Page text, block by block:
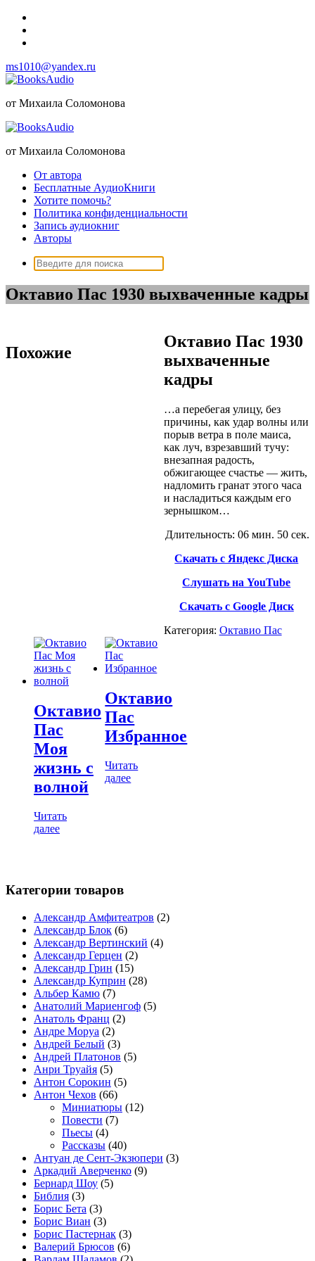
Перейти
содержимому
ms1010@yandex.ru
от Михаила Соломонова
от Михаила Соломонова
От автора
Бесплатные АудиоКниги
Хотите помочь?
Политика конфиденциальности
Запись аудиокниг
Авторы
Поиск:
Октавио Пас 1930 выхваченные кадры
Октавио Пас 1930
выхваченные
кадры
…а перебегая улицу, без
причины, как удар волны или
порыв ветра в поле маиса,
как луч, взрезавший тучу:
внезапная радость,
обжигающее счастье — жить,
надломить гранат этого часа
и насладиться каждым его
зернышком…
Длительность: 06 мин. 50 сек.
Скачать с Яндекс Диска
Слушать на YouTube
Скачать с Google Диск
Категория: Октавио Пас
Похожие
Октавио
Пас
Моя
жизнь с
волной
Читать
далее
Октавио
Пас
Избранное
Читать
далее
Категории товаров
Александр Амфитеатров (2)
Александр Блок (6)
Александр Вертинский (4)
Александр Герцен (2)
Александр Грин (15)
Александр Куприн (28)
Альбер Камю (7)
Анатолий Мариенгоф (5)
Анатоль Франц (2)
Андре Моруа (2)
Андрей Белый (3)
Андрей Платонов (5)
Анри Труайя (5)
Антон Сорокин (5)
Антон Чехов (66)
Миниатюры (12)
Повести (7)
Пьесы (4)
Рассказы (40)
Антуан де Сент-Экзюпери (3)
Аркадий Аверченко (9)
Бернард Шоу (5)
Библия (3)
Борис Бета (3)
Борис Виан (3)
Борис Пастернак (3)
Валерий Брюсов (6)